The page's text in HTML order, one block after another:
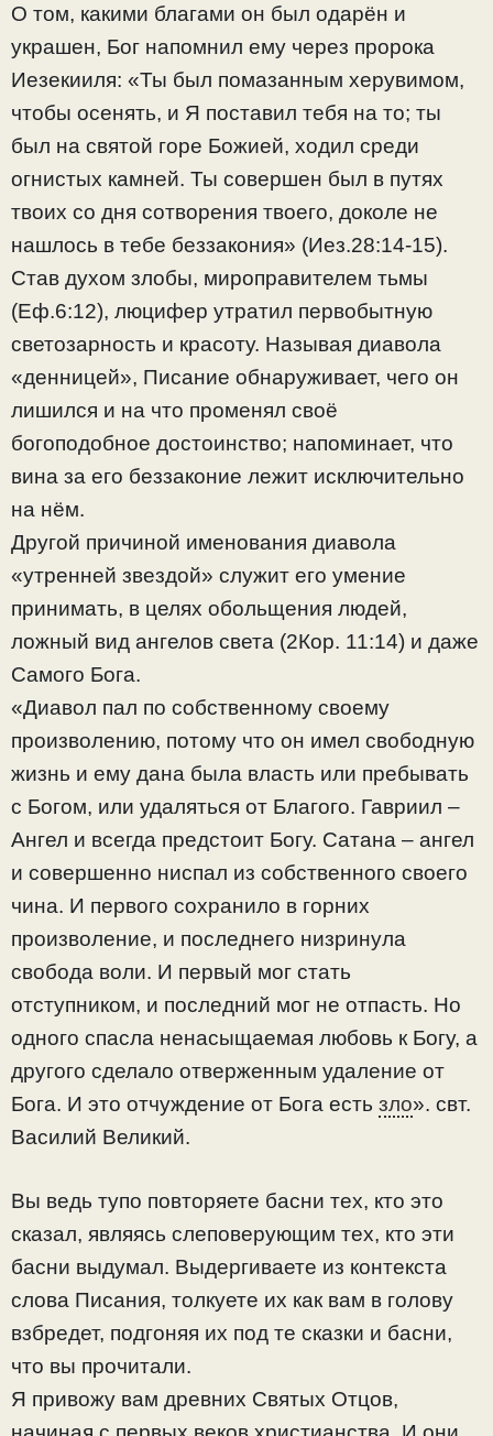
О том, какими благами он был одарён и
украшен, Бог напомнил ему через пророка
Иезекииля: «Ты был помазанным херувимом,
чтобы осенять, и Я поставил тебя на то; ты
был на святой горе Божией, ходил среди
огнистых камней. Ты совершен был в путях
твоих со дня сотворения твоего, доколе не
нашлось в тебе беззакония» (Иез.28:14-15).
Став духом злобы, мироправителем тьмы
(Еф.6:12), люцифер утратил первобытную
светозарность и красоту. Называя диавола
«денницей», Писание обнаруживает, чего он
лишился и на что променял своё
богоподобное достоинство; напоминает, что
вина за его беззаконие лежит исключительно
на нём.
Другой причиной именования диавола
«утренней звездой» служит его умение
принимать, в целях обольщения людей,
ложный вид ангелов света (2Кор. 11:14) и даже
Самого Бога.
«Диавол пал по собственному своему
произволению, потому что он имел свободную
жизнь и ему дана была власть или пребывать
с Богом, или удаляться от Благого. Гавриил –
Ангел и всегда предстоит Богу. Сатана – ангел
и совершенно ниспал из собственного своего
чина. И первого сохранило в горних
произволение, и последнего низринула
свобода воли. И первый мог стать
отступником, и последний мог не отпасть. Но
одного спасла ненасыщаемая любовь к Богу, а
другого сделало отверженным удаление от
Бога. И это отчуждение от Бога есть зло». свт.
Василий Великий.
Вы ведь тупо повторяете басни тех, кто это
сказал, являясь слеповерующим тех, кто эти
басни выдумал. Выдергиваете из контекста
слова Писания, толкуете их как вам в голову
взбредет, подгоняя их под те сказки и басни,
что вы прочитали.
Я привожу вам древних Святых Отцов,